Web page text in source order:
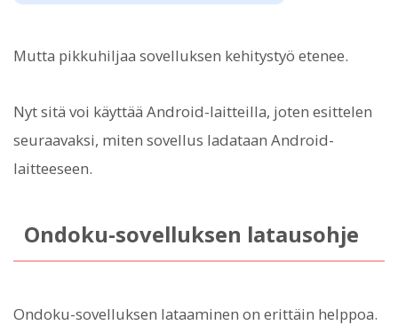
Mutta pikkuhiljaa sovelluksen kehitystyö etenee.
Nyt sitä voi käyttää Android-laitteilla, joten esittelen
seuraavaksi, miten sovellus ladataan Android-
laitteeseen.
Ondoku-sovelluksen latausohje
Ondoku-sovelluksen lataaminen on erittäin helppoa.